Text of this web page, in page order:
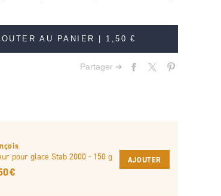
AU PANIER | 1,50 €
Partager ➔
pour glace Stab 2000 - 150 g
€
AJOUTER